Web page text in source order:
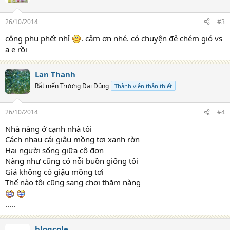
26/10/2014 #3
công phu phết nhỉ
. cảm ơn nhé. có chuyện đẻ chém gió vs
a e rồi
Lan Thanh
Rất mến Trương Đại Dũng Thành viên thân thiết
26/10/2014 #4
Nhà nàng ở cạnh nhà tôi
Cách nhau cái giậu mồng tơi xanh rờn
Hai người sống giữa cô đơn
Nàng như cũng có nỗi buồn giống tôi
Giá không có giậu mồng tơi
Thế nào tôi cũng sang chơi thăm nàng
.....